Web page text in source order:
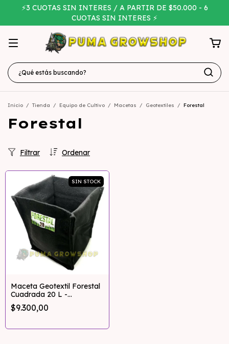
⚡3 CUOTAS SIN INTERES / A PARTIR DE $50.000 - 6
CUOTAS SIN INTERES ⚡
Inicio / Tienda / Equipo de Cultivo / Macetas / Geotextiles / Forestal
Forestal
Ordenar
Filtrar
SIN STOCK
Maceta Geotextil Forestal
Cuadrada 20 L -
Pumagrowshop
$9.300,00